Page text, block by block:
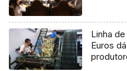
Linha
Euros